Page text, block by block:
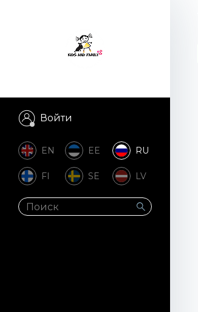
Войти
EN EE RU
FI SE LV